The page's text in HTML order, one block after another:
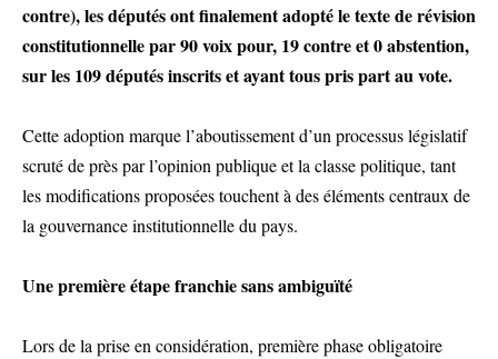
contre), les députés ont finalement adopté le texte de révision
constitutionnelle par 90 voix pour, 19 contre et 0 abstention,
sur les 109 députés inscrits et ayant tous pris part au vote.
Cette adoption marque l’aboutissement d’un processus législatif
scruté de près par l’opinion publique et la classe politique, tant
les modifications proposées touchent à des éléments centraux de
la gouvernance institutionnelle du pays.
Une première étape franchie sans ambiguïté
Lors de la prise en considération, première phase obligatoire